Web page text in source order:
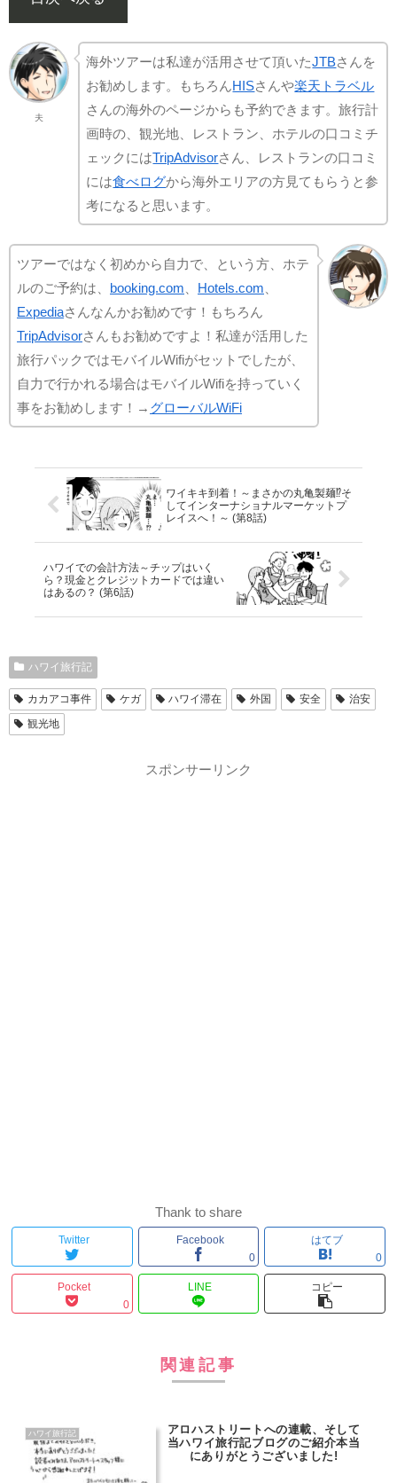
夫
海外ツアーは私達が活用させて頂いたJTBさんを
お勧めします。もちろんHISさんや楽天トラベル
さんの海外のページからも予約できます。旅行計
画時の、観光地、レストラン、ホテルの口コミチ
ェックにはTripAdvisorさん、レストランの口コミ
には食べログから海外エリアの方見てもらうと参
考になると思います。
ツアーではなく初めから自力で、という方、ホテ
ルのご予約は、 booking.com Hotels.com
Expediaさんなんかお勧めです！もちろん
TripAdvisorさんもお勧めですよ！私達が活用した
旅行パックではモバイルWifiがセットでしたが、
自力で行かれる場合はモバイルWifiを持っていく
事をお勧めします！→ グローバルWiFi
ワイキキ到着！～まさかの丸亀製麺⁉そ
してインターナショナルマーケットプ
レイスへ！～ (第8話)
ハワイでの会計方法～チップはいく
ら？現金とクレジットカードでは違い
はあるの？ (第6話)
ハワイ旅行記
カカアコ事件 ケガ ハワイ滞在 外国 安全
治安
観光地
スポンサーリンク
Thank to share
Twitter
Facebook
0
はてブ
0
Pocket
0
LINE コピー
関連記事
ハワイ旅行記
アロハストリートへの連載、そして
当ハワイ旅行記ブログのご紹介本当
にありがとうございました!